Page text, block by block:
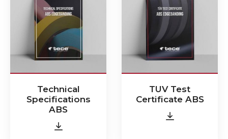
Technical
Specifications
ABS
TUV Test
Certificate ABS